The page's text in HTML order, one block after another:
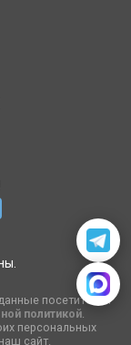
посетителей
политикой.
персональных
сайт.